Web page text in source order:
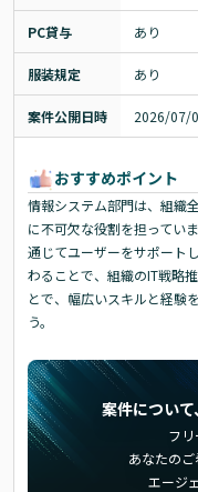
PC貸与 あり
服装規定 あり
案件公開日時 2026/07/
おすすめポイント
情報システム部門は、組織
に不可欠な役割を担ってい
通じてユーザーをサポート
わることで、組織のIT戦略
とで、幅広いスキルと経験
う。
案件につい
フリ
あなたの
エージ